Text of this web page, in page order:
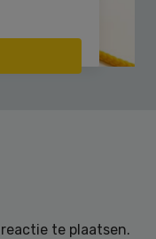
te plaatsen.